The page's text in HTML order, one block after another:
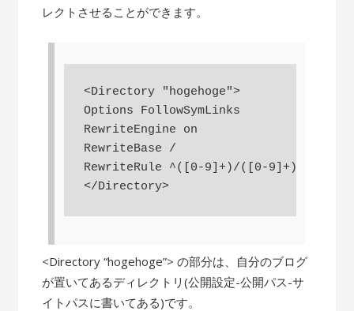
レクトさせることができます。
<Directory "hogehoge">
Options FollowSymLinks
RewriteEngine on
RewriteBase /
RewriteRule ^([0-9]+)/([0-9]+)/
</Directory>
<Directory “hogehoge”> の部分は、自分のブログ
が置いてあるディレクトリ(公開設定-公開パス-サ
イトパスに書いてある)です。